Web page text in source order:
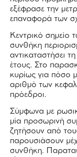
εξέφρασε την
επαναφορά των
Κεντρικό σημείο
συνθήκη
αντικαταστήσει
έτους. Στο
κυρίως για πόσο
αριθμό των
πρόεδροι.
Σύμφωνα με
μία προσωρινή
ζητήσουν από
παρουσιάσουν
συνθήκη.